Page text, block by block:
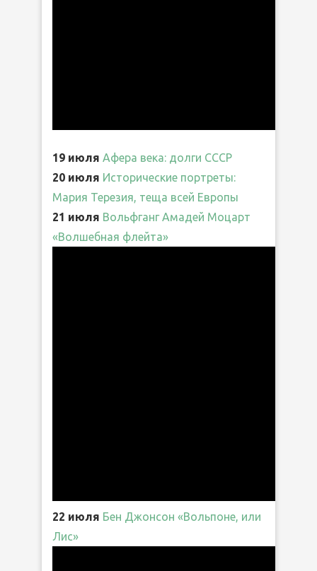
19 июля Афера века: долги СССР
20 июля Исторические портреты:
Мария Терезия, теща всей Европы
21 июля Вольфганг Амадей Моцарт
«Волшебная флейта»
22 июля Бен Джонсон «Вольпоне, или
Лис»